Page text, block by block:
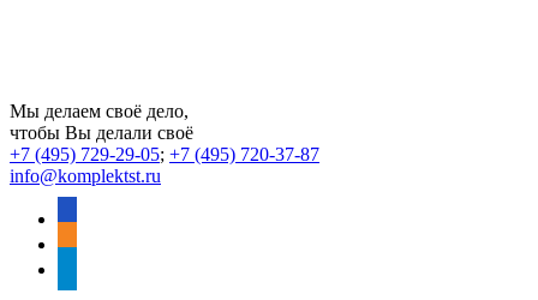
Мы делаем своё дело,
чтобы Вы делали своё
+7 (495) 729-29-05; +7 (495) 720-37-87
info@komplektst.ru